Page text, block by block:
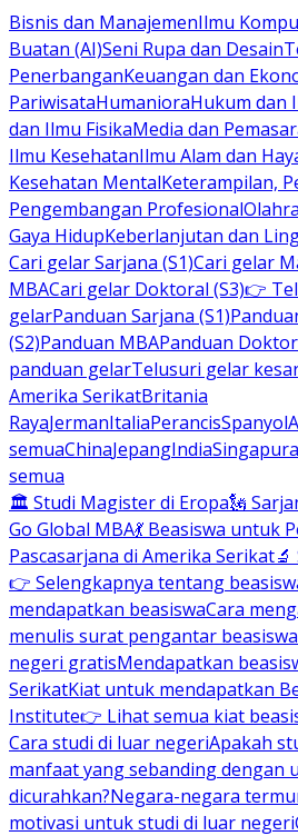
Bisnis dan ManajemenIlmu
Buatan (AI)Seni Rupa dan Desain
PenerbanganKeuangan dan
PariwisataHumanioraHukum dan
dan Ilmu FisikaMedia dan
Ilmu KesehatanIlmu Alam dan
Kesehatan MentalKeterampilan,
Pengembangan Profesional
Gaya HidupKeberlanjutan dan
Cari gelar Sarjana (S1)Cari gelar
MBACari gelar Doktoral (S3)👉
gelarPanduan Sarjana (S1)
(S2)Panduan MBAPanduan
panduan gelarTelusuri gelar
Amerika SerikatBritania
RayaJermanItaliaPerancisSpanyol
semuaChinaJepangIndiaSingapura
semua
🏛 Studi Magister di Eropa🗽
Go Global MBA💃 Beasiswa untuk
Pascasarjana di Amerika Serikat
👉 Selengkapnya tentang
mendapatkan beasiswaCara
menulis surat pengantar beasiswa
negeri gratisMendapatkan
SerikatKiat untuk mendapatkan
Institute👉 Lihat semua kiat
Cara studi di luar negeriApakah
manfaat yang sebanding dengan
dicurahkan?Negara-negara
motivasi untuk studi di luar negeri